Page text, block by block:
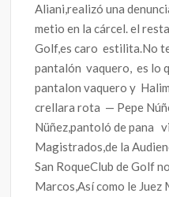
Aliani,realizó una
metio en la cárcel. el
Golf,es caro estilita.No
pantalón vaquero, es lo
pantalon vaquero y
crellara rota — Pepe
Nüñez,pantoló de pana
Magistrados,de la
San RoqueClub de Golf
Marcos,Así como le